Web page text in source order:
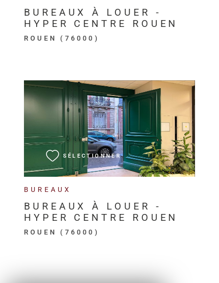
BUREAUX À LOUER -
HYPER CENTRE ROUEN
ROUEN (76000)
BUREAUX
BUREAUX À LOUER -
HYPER CENTRE ROUEN
ROUEN (76000)
SÉLECTIONNER
VOIR LE BIEN